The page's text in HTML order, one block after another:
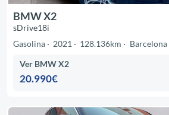
BMW X2
sDrive18i
Gasolina
2021 128.136km Barcelona
Ver BMW X2
20.990€